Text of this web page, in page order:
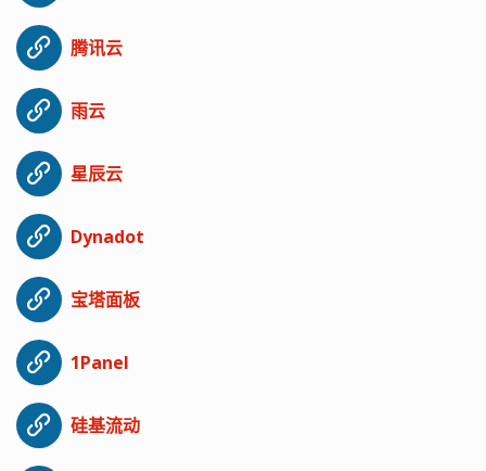
腾讯云
雨云
星辰云
Dynadot
宝塔面板
1Panel
硅基流动